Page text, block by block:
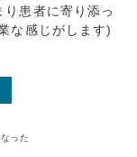
患者に寄り添っ
な感じがします)
った